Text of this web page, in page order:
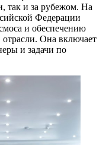
так и за рубежом. На
Федерации
и обеспечению
отрасли. Она включает
и задачи по